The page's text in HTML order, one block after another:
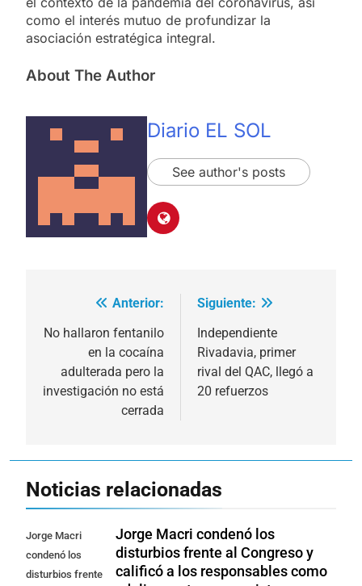
como el interés mutuo de profundizar la
asociación estratégica integral.
About The Author
Diario EL SOL
See author's posts
Navegación
de
entradas
Anterior:
No hallaron fentanilo
en la cocaína
adulterada pero la
investigación no está
cerrada
Siguiente:
Independiente
Rivadavia, primer
rival del QAC, llegó a
20 refuerzos
Noticias relacionadas
Jorge Macri
condenó los
disturbios frente
Jorge Macri condenó los
disturbios frente al Congreso y
calificó a los responsables como